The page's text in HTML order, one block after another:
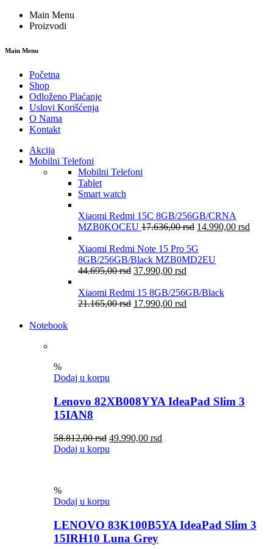
Main Menu
Proizvodi
Main Menu
Početna
Shop
Odloženo Plaćanje
Uslovi Korišćenja
O Nama
Kontakt
Akcija
Mobilni Telefoni
Mobilni Telefoni
Tablet
Smart watch
Xiaomi Redmi 15C 8GB/256GB/CRNA
MZB0KOCEU 17.636,00rsd 14.990,00 rsd
Xiaomi Redmi Note 15 Pro 5G
8GB/256GB/Black MZB0MD2EU
44.695,00rsd 37.990,00 rsd
Xiaomi Redmi 15 8GB/256GB/Black
21.165,00rsd 17.990,00 rsd
Notebook
%
Dodaj u korpu
Lenovo 82XB008YYA IdeaPad Slim 3
15IAN8
58.812,00rsd 49.990,00 rsd
Dodaj u korpu
%
Dodaj u korpu
LENOVO 83K100B5YA IdeaPad Slim 3
15IRH10 Luna Grey